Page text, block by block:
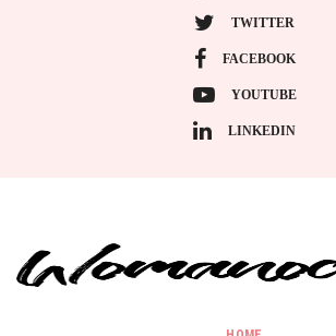
TWITTER
FACEBOOK
YOUTUBE
LINKEDIN